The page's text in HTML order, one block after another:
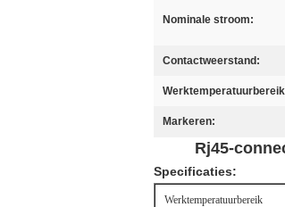
Nominale stroom:
Contactweerstand:
Markeren:
Rj45-
Specificaties:
Werktemperatuurbereik